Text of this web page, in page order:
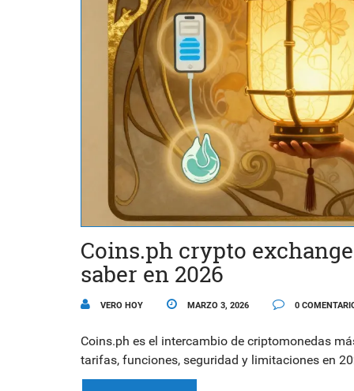
Coins.ph crypto
saber en 2026
VERO HOY MARZO 3, 2026 0
Coins.ph es el intercambio de criptomonedas
tarifas, funciones, seguridad y limitaciones en